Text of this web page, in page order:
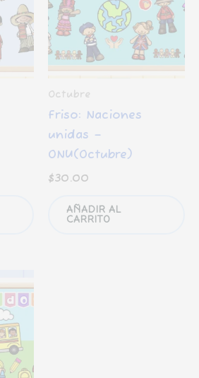
Octubre
Friso: Naciones
unidas –
ONU(Octubre)
$30.00
AÑADIR AL
CARRITO